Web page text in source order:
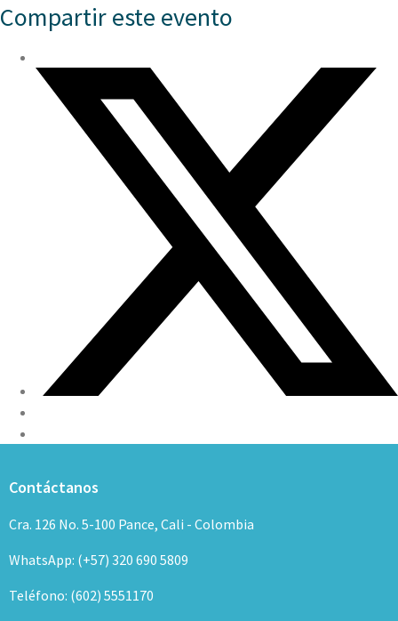
Compartir este evento
Contáctanos
Cra. 126 No. 5-100 Pance, Cali - Colombia
WhatsApp: (+57) 320 690 5809
Teléfono: (602) 5551170